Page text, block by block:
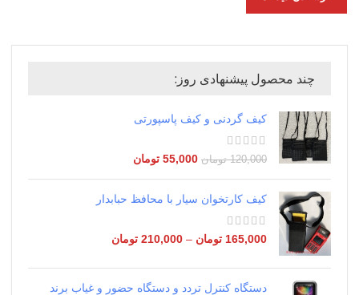
چند محصول پیشنهادی روز:
کیف گردنی و کیف پاسپورتی
120,000 تومان 55,000 تومان
کیف کارتخوان سیار با محافظ حبابدار
165,000 تومان –
210,000 تومان
دستگاه کنترل تردد و دستگاه حضور و غیاب برند